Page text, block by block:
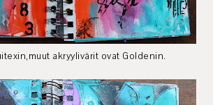
akryylivärit ovat Goldenin.